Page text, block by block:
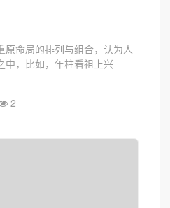
命局的排列与组合，认为人
中，比如，年柱看祖上兴
2